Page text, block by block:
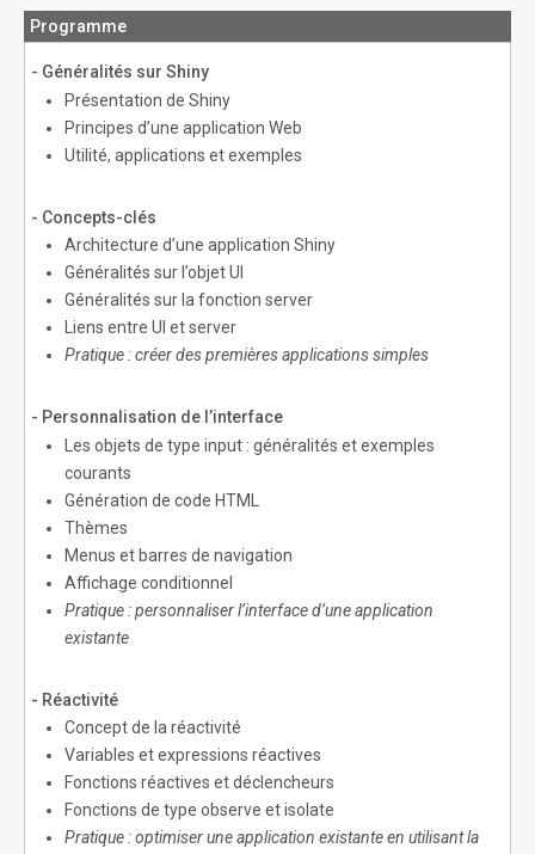
Programme
- Généralités sur Shiny
Présentation de Shiny
Principes d’une application Web
Utilité, applications et exemples
- Concepts-clés
Architecture d’une application Shiny
Généralités sur l’objet UI
Généralités sur la fonction server
Liens entre UI et server
Pratique : créer des premières applications simples
- Personnalisation de l’interface
Les objets de type input : généralités et exemples
courants
Génération de code HTML
Thèmes
Menus et barres de navigation
Affichage conditionnel
Pratique : personnaliser l’interface d’une application
existante
- Réactivité
Concept de la réactivité
Variables et expressions réactives
Fonctions réactives et déclencheurs
Fonctions de type observe et isolate
Pratique : optimiser une application existante en utilisant la